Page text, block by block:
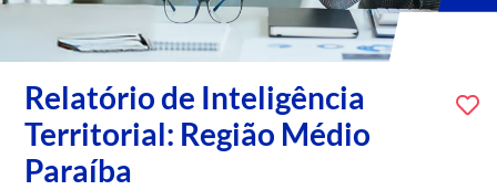
Relatório de Inteligência
Territorial: Região Médio
Paraíba